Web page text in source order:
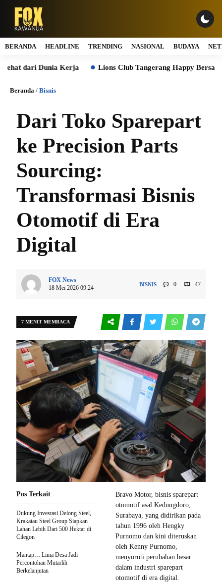
BERANDA HEADLINE TRENDING NASIONAL BUDAYA
Lions Club Tangerang Happy Bersama Prodia, Curalis
Beranda / Bisnis
Dari Toko Sparepart
ke Precision Parts
Sourcing:
Transformasi Bisnis
Otomotif di Era
Digital
FOX News
18 Mei 2026 09:24
BISNIS 0 47
7 MENIT MEMBACA
Bravo Motor, bisnis sparepart
otomotif asal Kedungdoro,
Surabaya, yang didirikan pada
tahun 1996 oleh Hengky
Purnomo dan kini diteruskan
oleh Kenny Purnomo,
menyoroti perubahan besar
dalam industri sparepart
otomotif di era digital.
Pos Terkait
Dukung Investasi Delong Steel,
Krakatau Steel Group Siapkan
Lahan Lebih Dari 500 Hektar di
Cilegon
Mantap… Lima Desa Jadi
Percontohan Mutarlih
Berkelanjutan